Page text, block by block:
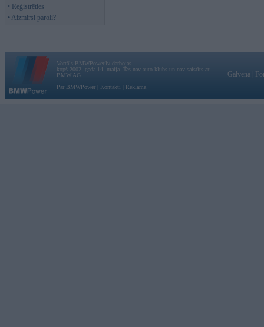
• Reģistrēties
• Aizmirsi paroli?
Vortāls BMWPower.lv darbojas
kopš 2002. gada 14. maija. Tas nav auto klubs un nav saistīts ar
BMW AG.
Par BMWPower
Kontakti Reklāma
Galvena